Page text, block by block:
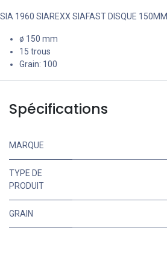
SIA 1960 SIAREXX SIAFAST DISQUE 150MM
ø 150 mm
15 trous
Grain: 100
Spécifications
MARQUE
TYPE DE
PRODUIT
GRAIN